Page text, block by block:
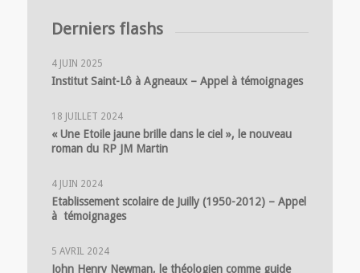
Derniers flashs
4 JUIN 2025
Institut Saint-Lô à Agneaux – Appel à témoignages
18 JUILLET 2024
« Une Etoile jaune brille dans le ciel », le nouveau
roman du RP JM Martin
4 JUIN 2024
Etablissement scolaire de Juilly (1950-2012) – Appel
à témoignages
5 AVRIL 2024
John Henry Newman, le théologien comme guide